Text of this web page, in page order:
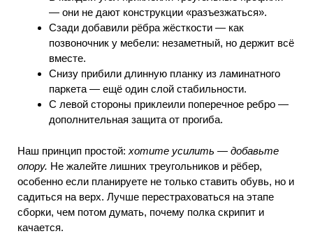
— они не дают конструкции «разъезжаться».
Сзади добавили рёбра жёсткости — как
позвоночник у мебели: незаметный, но держит всё
вместе.
Снизу прибили длинную планку из ламинатного
паркета — ещё один слой стабильности.
С левой стороны приклеили поперечное ребро —
дополнительная защита от прогиба.
Наш принцип простой: хотите усилить — добавьте
опору. Не жалейте лишних треугольников и рёбер,
особенно если планируете не только ставить обувь, но и
садиться на верх. Лучше перестраховаться на этапе
сборки, чем потом думать, почему полка скрипит и
качается.